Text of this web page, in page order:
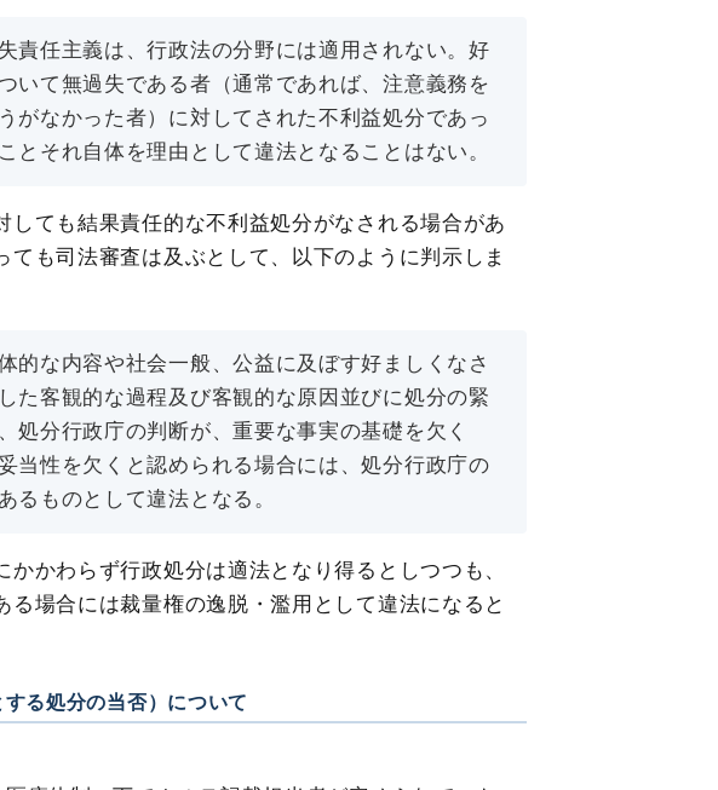
責任主義は、行政法の分野には適用されない。好
いて無過失である者（通常であれば、注意義務を
がなかった者）に対してされた不利益処分であっ
とそれ自体を理由として違法となることはない。
しても結果責任的な不利益処分がなされる場合があ
ても司法審査は及ぶとして、以下のように判示しま
的な内容や社会一般、公益に及ぼす好ましくなさ
た客観的な過程及び客観的な原因並びに処分の緊
処分行政庁の判断が、重要な事実の基礎を欠く
当性を欠くと認められる場合には、処分行政庁の
るものとして違法となる。
かわらず行政処分は適法となり得るとしつつも、
場合には裁量権の逸脱・濫用として違法になると
る処分の当否）について